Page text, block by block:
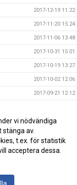
2017-12-19 11:22
2017-11-20 15:24
2017-11-06 13:48
2017-10-31 15:01
2017-10-19 13:27
2017-10-02 12:06
2017-09-21 12:12
2017-09-01 19:59
2017-08-22 12:15
vi nödvändiga
av.
t.ex. för statistik
acceptera dessa.